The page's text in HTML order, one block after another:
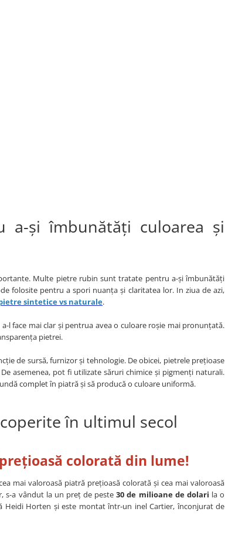
a-și îmbunătăți culoarea și
Multe pietre rubin sunt tratate pentru a-și îmbunătăți
folosite pentru a spori nuanța și claritatea lor. In ziua de azi,
sintetice vs naturale.
l face mai clar și pentrua avea o culoare roșie mai pronunțată.
pietrei.
de sursă, furnizor și tehnologie. De obicei, pietrele prețioase
asemenea, pot fi utilizate săruri chimice și pigmenți naturali.
complet în piatră și să producă o culoare uniformă.
în ultimul secol
colorată din lume!
mai valoroasă piatră prețioasă colorată și cea mai valoroasă
s-a vândut la un preț de peste30 de milioane de dolari la o
Heidi Horten și este montat într-un inel Cartier, înconjurat de